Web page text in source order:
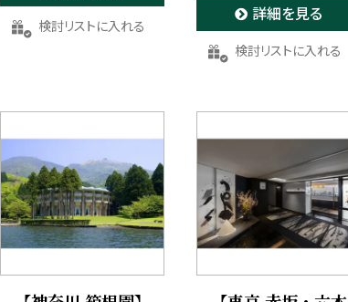
お気に入りに登録する
詳細を見る
お気に入りに登録する